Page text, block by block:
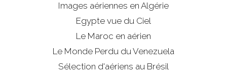
Images aériennes en Algérie
Egypte vue du Ciel
Le Maroc en aérien
Le Monde Perdu du Venezuela
Sélection d'aériens au Brésil